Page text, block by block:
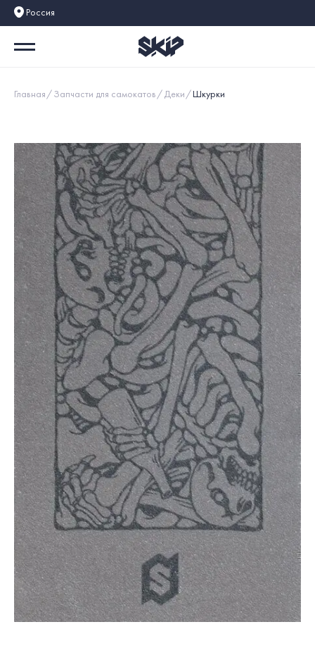
Россия
Главная Запчасти для самокатов Деки Шкурки